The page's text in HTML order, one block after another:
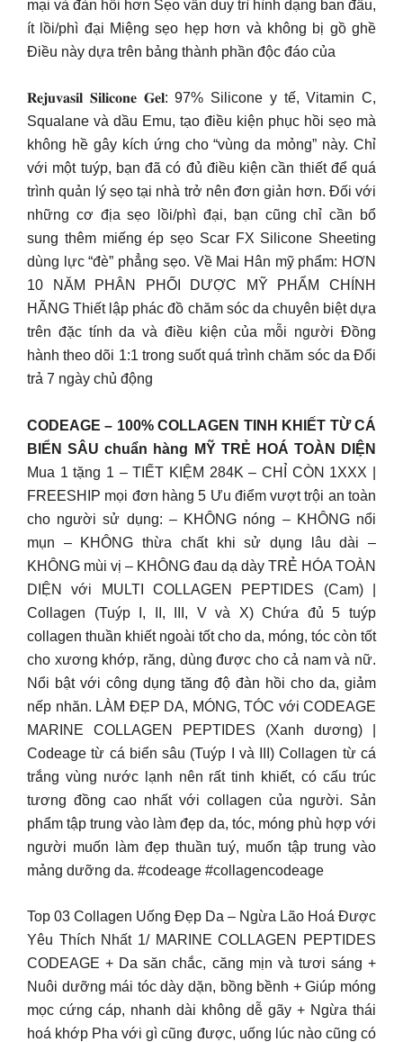
mại và đàn hồi hơn Sẹo vẫn duy trì hình dạng ban đầu,
ít lồi/phì đại Miệng sẹo hẹp hơn và không bị gồ ghề
Điều này dựa trên bảng thành phần độc đáo của
𝐑𝐞𝐣𝐮𝐯𝐚𝐬𝐢𝐥 𝐒𝐢𝐥𝐢𝐜𝐨𝐧𝐞 𝐆𝐞𝐥: 97% Silicone y tế, Vitamin C,
Squalane và dầu Emu, tạo điều kiện phục hồi sẹo mà
không hề gây kích ứng cho “vùng da mỏng” này. Chỉ
với một tuýp, bạn đã có đủ điều kiện cần thiết để quá
trình quản lý sẹo tại nhà trở nên đơn giản hơn. Đối với
những cơ địa sẹo lồi/phì đại, bạn cũng chỉ cần bổ
sung thêm miếng ép sẹo Scar FX Silicone Sheeting
dùng lực “đè” phẳng sẹo. Về Mai Hân mỹ phẩm: HƠN
10 NĂM PHÂN PHỐI DƯỢC MỸ PHẨM CHÍNH
HÃNG Thiết lập phác đồ chăm sóc da chuyên biệt dựa
trên đặc tính da và điều kiện của mỗi người Đồng
hành theo dõi 1:1 trong suốt quá trình chăm sóc da Đổi
trả 7 ngày chủ động
CODEAGE – 100% COLLAGEN TINH KHIẾT TỪ CÁ
BIỂN SÂU chuẩn hàng MỸ TRẺ HOÁ TOÀN DIỆN
Mua 1 tặng 1 – TIẾT KIỆM 284K – CHỈ CÒN 1XXX |
FREESHIP mọi đơn hàng 5 Ưu điểm vượt trội an toàn
cho người sử dụng: – KHÔNG nóng – KHÔNG nổi
mụn – KHÔNG thừa chất khi sử dụng lâu dài –
KHÔNG mùi vị – KHÔNG đau dạ dày TRẺ HÓA TOÀN
DIỆN với MULTI COLLAGEN PEPTIDES (Cam) |
Collagen (Tuýp I, II, III, V và X) Chứa đủ 5 tuýp
collagen thuần khiết ngoài tốt cho da, móng, tóc còn tốt
cho xương khớp, răng, dùng được cho cả nam và nữ.
Nổi bật với công dụng tăng độ đàn hồi cho da, giảm
nếp nhăn. LÀM ĐẸP DA, MÓNG, TÓC với CODEAGE
MARINE COLLAGEN PEPTIDES (Xanh dương) |
Codeage từ cá biển sâu (Tuýp I và III) Collagen từ cá
trắng vùng nước lạnh nên rất tinh khiết, có cấu trúc
tương đồng cao nhất với collagen của người. Sản
phẩm tập trung vào làm đẹp da, tóc, móng phù hợp với
người muốn làm đẹp thuần tuý, muốn tập trung vào
mảng dưỡng da. #codeage #collagencodeage
Top 03 Collagen Uống Đẹp Da – Ngừa Lão Hoá Được
Yêu Thích Nhất 1/ MARINE COLLAGEN PEPTIDES
CODEAGE + Da săn chắc, căng mịn và tươi sáng +
Nuôi dưỡng mái tóc dày dặn, bồng bềnh + Giúp móng
mọc cứng cáp, nhanh dài không dễ gãy + Ngừa thái
hoá khớp Pha với gì cũng được, uống lúc nào cũng có